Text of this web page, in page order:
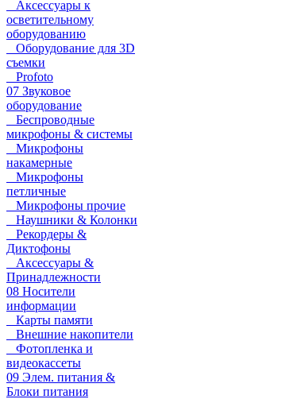
Аксессуары к
осветительному
оборудованию
Оборудование для 3D
съемки
Profoto
07 Звуковое
оборудование
Беспроводные
микрофоны & системы
Микрофоны
накамерные
Микрофоны
петличные
Микрофоны прочие
Наушники & Колонки
Рекордеры &
Диктофоны
Аксессуары &
Принадлежности
08 Носители
информации
Карты памяти
Внешние накопители
Фотопленка и
видеокассеты
09 Элем. питания &
Блоки питания